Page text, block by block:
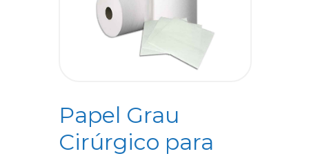
Papel Grau
Cirúrgico para